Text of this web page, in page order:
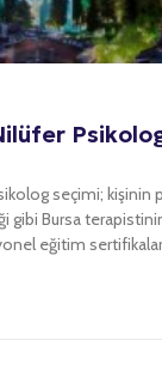
seçimi; kişinin
gibi Bursa
eğitim